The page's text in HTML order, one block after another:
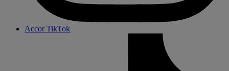
Accor TikTok